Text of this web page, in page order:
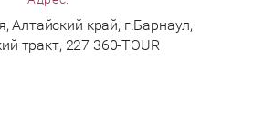
Алтайский край, г.Барнаул,
тракт, 227 360-TOUR